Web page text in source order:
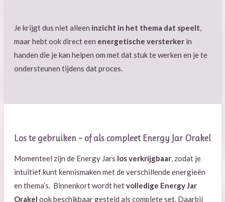
Je krijgt dus niet alleen inzicht in het thema dat speelt,
maar hebt ook direct een energetische versterkerin
handen die je kan helpen om met dat stuk te werken en je te
ondersteunen tijdens dat proces.
Los te gebruiken – of als compleet Energy Jar Orakel
Momenteel zijn de Energy Jars los verkrijgbaar, zodat je
intuïtief kunt kennismaken met de verschillende energieën
en thema’s. Binnenkort wordt hetvolledige Energy Jar
Orakel ook beschikbaar gesteld als complete set. Daarbij